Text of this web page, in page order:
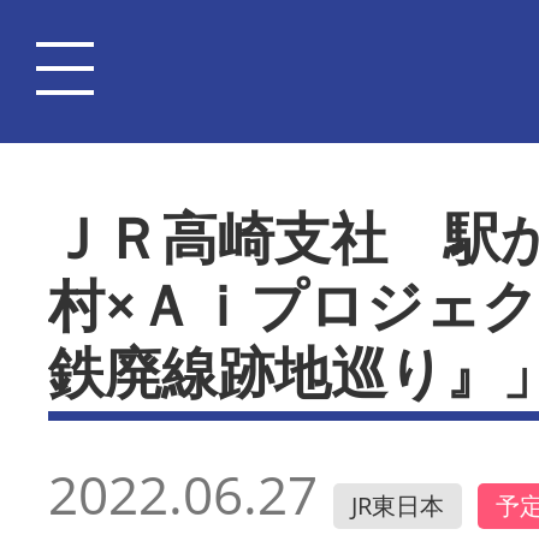
ＪＲ高崎支社 駅
村×Ａｉプロジェ
鉄廃線跡地巡り』
2022.06.27 JR東日本 予